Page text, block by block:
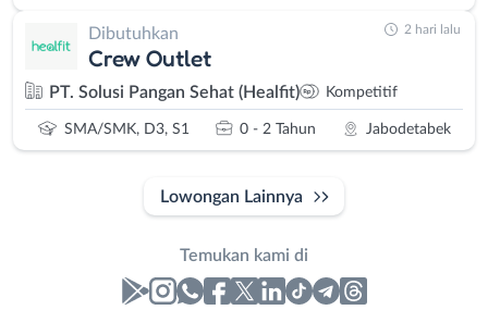
Dibutuhkan
Crew Outlet
PT. Solusi Pangan Sehat (Healfit) Kompetitif
SMA/SMK, D3, S1 0 - 2 Tahun Jabodetabek
2 hari lalu
Lowongan Lainnya
Temukan kami di